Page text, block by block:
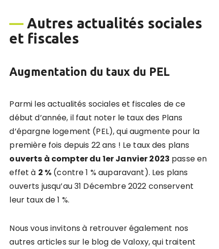
— Autres actualités sociales
et fiscales
Augmentation du taux du PEL
Parmi les actualités sociales et fiscales de ce
début d’année, il faut noter le taux des Plans
d’épargne logement (PEL), qui augmente pour la
première fois depuis 22 ans ! Le taux des plans
ouverts à compter du 1er Janvier 2023 passe en
effet à 2 % (contre 1 % auparavant). Les plans
ouverts jusqu’au 31 Décembre 2022 conservent
leur taux de 1 %.
Nous vous invitons à retrouver également nos
autres articles sur le blog de Valoxy, qui traitent